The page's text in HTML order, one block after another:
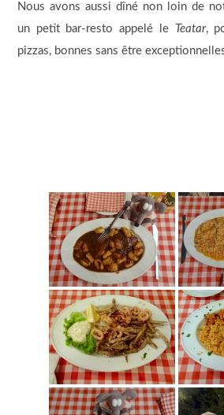
Nous avons aussi dîné non loin de
un petit bar-resto appelé le
Teatar,
pizzas, bonnes sans être